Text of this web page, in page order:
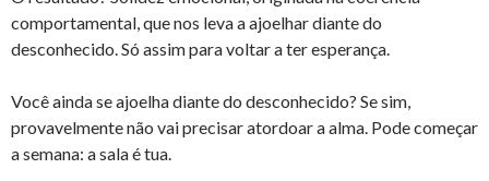
comportamental, que nos leva a ajoelhar diante do
desconhecido. Só assim para voltar a ter esperança.
Você ainda se ajoelha diante do desconhecido? Se sim,
provavelmente não vai precisar atordoar a alma. Pode começar
a semana: a sala é tua.